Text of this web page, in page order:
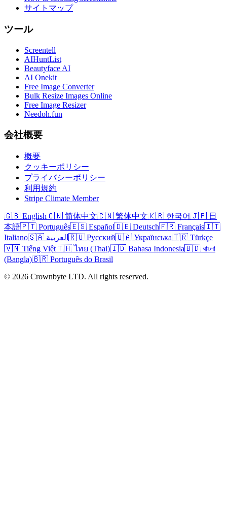
サイトマップ
ツール
Screentell
AIHuntList
Beautyface AI
AI Onekit
Free Image Converter
Bulk Resize Images Online
Free Image Resizer
Needoh.fun
会社概要
概要
クッキーポリシー
プライバシーポリシー
利用規約
Stripe Climate Member
🇬🇧 English🇨🇳 简体中文🇨🇳 繁体中文🇰🇷 한국어🇯🇵 日
本語🇵🇹 Português🇪🇸 Español🇩🇪 Deutsch🇫🇷 Français🇮🇹
Italiano
🇸🇦 العربية 🇷🇺 Русский🇺🇦 Українська🇹🇷 Türkçe
🇻🇳 Tiếng Việt🇹🇭 ไทย (Thai)🇮🇩 Bahasa Indonesia🇧🇩 বাংলা
(Bangla)🇧🇷 Português do Brasil
© 2026 Crownbyte LTD. All rights reserved.